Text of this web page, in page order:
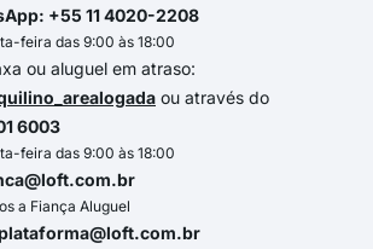
+55 11 4020-2208
feira das 9:00 às 18:00
ou aluguel em atraso:
ou através do
6003
feira das 9:00 às 18:00
a Fiança Aluguel